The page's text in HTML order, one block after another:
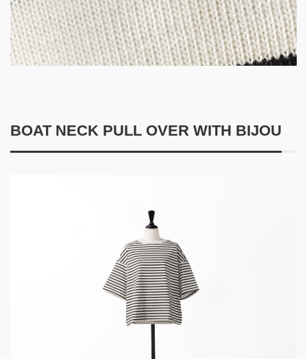
BOAT NECK PULL OVER WITH BIJOU